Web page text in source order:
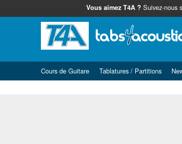
Vous aimez T4A ? Suivez-nous
Cours de Guitare Tablatures / Partitions